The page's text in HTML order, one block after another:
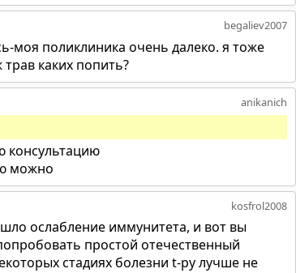
begaliev2007
моя поликлиника очень далеко. я тоже
каких попить?
anikanich
консультацию
можно
kosfrol2008
ослабление иммунитета, и вот вы
простой отечественный
стадиях болезни t-ру лучше не